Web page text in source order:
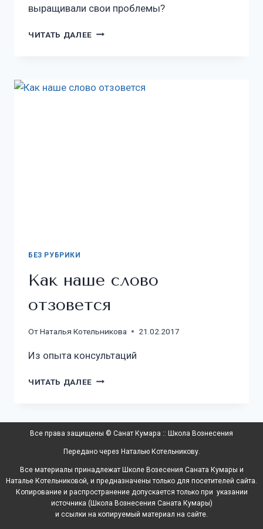
выращивали свои проблемы?
ЧИТАТЬ ДАЛЕЕ
БЕЗ РУБРИКИ
Как наше слово
отзовется
ОтНаталья Котельникова 21.02.2017
Из опыта консультаций
ЧИТАТЬ ДАЛЕЕ
Все права защищены © Санат Кумара :: Школа Вознесения
Передано через Наталью Котельникову.
Все материалы принадлежат Школе Возесения Саната Кумары и
Наталье Котельниковой, и предназначены только для посетителей сайта.
Копирование и распространение допускается только при указании
источника (Школа Вознесения Саната Кумары)
и ссылки на копируемый материал на сайте.